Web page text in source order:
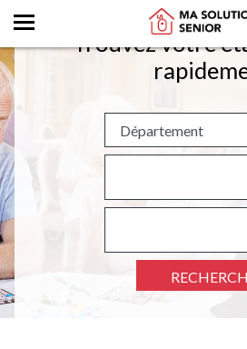
Trouvez votre